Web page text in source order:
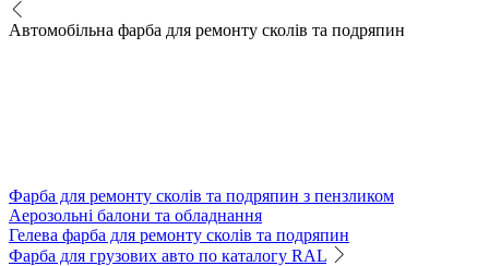
Автомобільна фарба для ремонту сколів та подряпин
Фарба для ремонту сколів та подряпин з пензликом
Аерозольні балони та обладнання
Гелева фарба для ремонту сколів та подряпин
Фарба для грузових авто по каталогу RAL